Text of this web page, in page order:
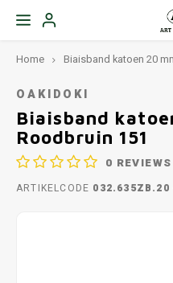
Home Biaisband katoen 20
OAKIDOKI
Biaisband
Roodbruin 151
0 REVIEWS
ARTIKELCODE 032.635ZB.20